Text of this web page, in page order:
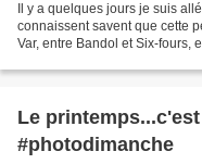
Il y a quelques jours je suis
connaissent savent que cette
Var, entre Bandol et Six-fours,
Le
#photodimanche